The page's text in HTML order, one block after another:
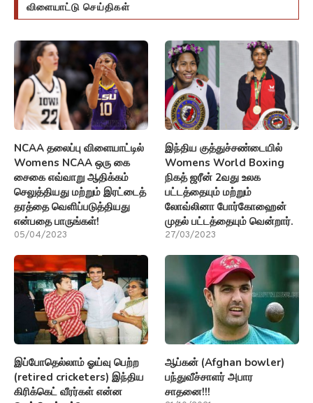
விளையாட்டு செய்திகள்
NCAA தலைப்பு விளையாட்டில்
Womens NCAA ஒரு கை
சைகை எவ்வாறு ஆதிக்கம்
செலுத்தியது மற்றும் இரட்டைத்
தரத்தை வெளிப்படுத்தியது
என்பதை பாருங்கள்!
05/04/2023
இந்திய குத்துச்சண்டையில்
Womens World Boxing
நிகத் ஜரீன் 2வது உலக
பட்டத்தையும் மற்றும்
லோவ்லினா போர்கோஹைன்
முதல் பட்டத்தையும் வென்றார்.
27/03/2023
இப்போதெல்லாம் ஓய்வு பெற்ற
(retired cricketers) இந்திய
கிரிக்கெட் வீரர்கள் என்ன
ஆப்கன் (Afghan bowler)
பந்துவீச்சாளர் அபார
சாதனை!!!